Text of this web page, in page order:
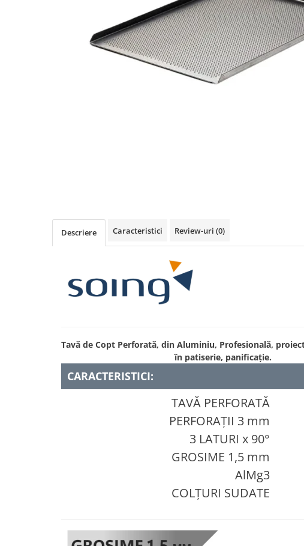
Descriere Caracteristici Review-uri (0)
Tavă de Copt Perforată, din Aluminiu, Profesională,
în patiserie, panificație.
CARACTERISTICI:
TAVĂ PERFORATĂ
PERFORAȚII 3 mm
3 LATURI x 90°
GROSIME 1,5 mm
AlMg3
COLȚURI SUDATE